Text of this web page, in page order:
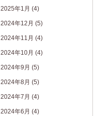
2025年1月 (4)
2024年12月 (5)
2024年11月 (4)
2024年10月 (4)
2024年9月 (5)
2024年8月 (5)
2024年7月 (4)
2024年6月 (4)